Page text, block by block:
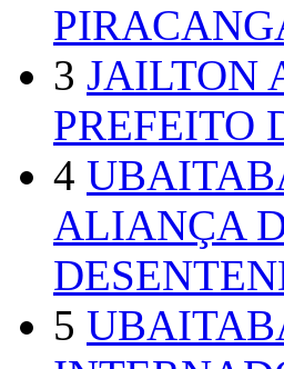
3 JAILTON
PREFEITO
4
ALIANÇA
5